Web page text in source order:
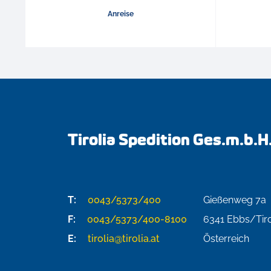
Anreise
Tirolia Spedition
T:
0043/5373/400
F:
0043/5373/400-8100
E:
tirolia@tirolia.at
Gießenweg 7a
6341 Ebbs/
Österreich